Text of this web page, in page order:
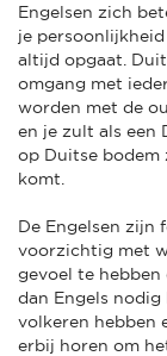
Engelsen zich
je
altijd opgaat.
omgang met
worden met de
en je zult als een
op Duitse bodem
komt.
De Engelsen zijn
voorzichtig met
gevoel te
dan Engels
volkeren hebben
erbij horen om